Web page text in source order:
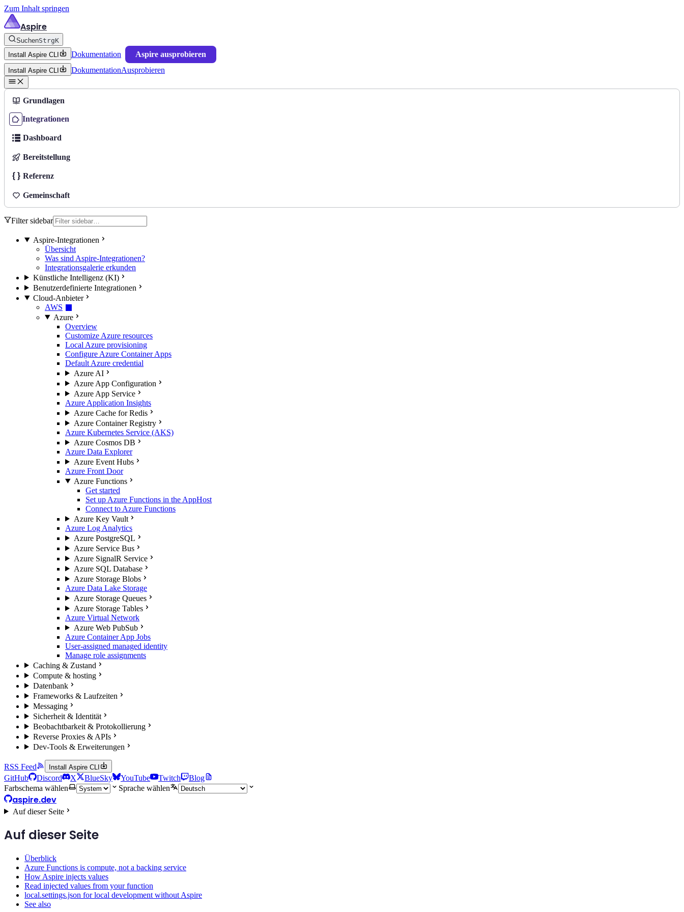
Zum Inhalt springen
Aspire
SuchenStrgK
Install Aspire CLI
Dokumentation Aspire ausprobieren
Install Aspire CLI DokumentationAusprobieren
Grundlagen
Integrationen
Dashboard
Bereitstellung
Referenz
Gemeinschaft
Filter sidebar
Aspire-Integrationen
Übersicht
Was sind Aspire-Integrationen?
Integrationsgalerie erkunden
Künstliche Intelligenz (KI)
Benutzerdefinierte Integrationen
Cloud-Anbieter
AWS
Azure
Overview
Customize Azure resources
Local Azure provisioning
Configure Azure Container Apps
Default Azure credential
Azure AI
Azure App Configuration
Azure App Service
Azure Application Insights
Azure Cache for Redis
Azure Container Registry
Azure Kubernetes Service (AKS)
Azure Cosmos DB
Azure Data Explorer
Azure Event Hubs
Azure Front Door
Azure Functions
Get started
Set up Azure Functions in the AppHost
Connect to Azure Functions
Azure Key Vault
Azure Log Analytics
Azure PostgreSQL
Azure Service Bus
Azure SignalR Service
Azure SQL Database
Azure Storage Blobs
Azure Data Lake Storage
Azure Storage Queues
Azure Storage Tables
Azure Virtual Network
Azure Web PubSub
Azure Container App Jobs
User-assigned managed identity
Manage role assignments
Caching & Zustand
Compute & hosting
Datenbank
Frameworks & Laufzeiten
Messaging
Sicherheit & Identität
Beobachtbarkeit & Protokollierung
Reverse Proxies & APIs
Dev-Tools & Erweiterungen
RSS Feed Install Aspire CLI
GitHub Discord X BlueSky YouTube Twitch
Blog
Farbschema wählen
Sprache wählen
aspire.dev
Auf dieser Seite
Auf dieser Seite
Überblick
Azure Functions is compute, not a backing service
How Aspire injects values
Read injected values from your function
local.settings.json for local development without Aspire
See also